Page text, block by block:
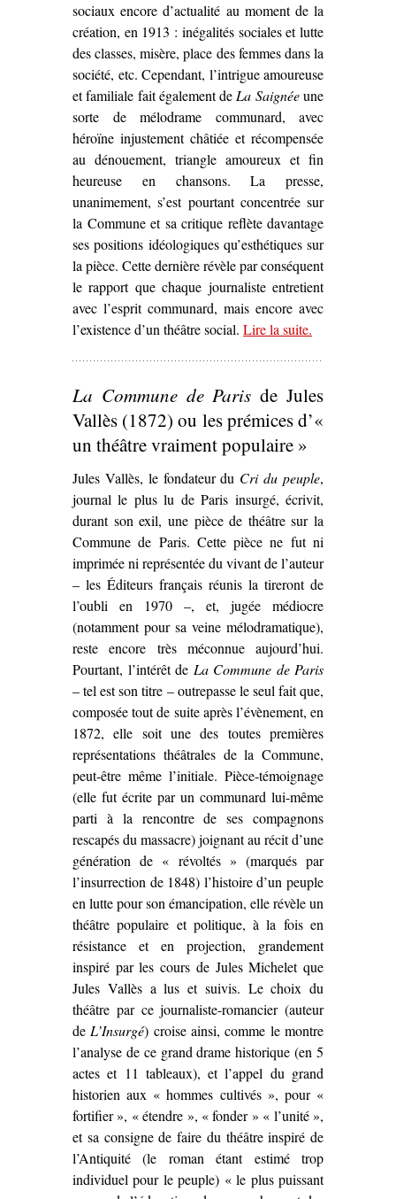
sociaux encore d’actualité au moment de la
création, en 1913 : inégalités sociales et lutte
des classes, misère, place des femmes dans la
société, etc. Cependant, l’intrigue amoureuse
et familiale fait également deLa Saignéeune
sorte de mélodrame communard, avec
héroïne injustement châtiée et récompensée
au dénouement, triangle amoureux et fin
heureuse en chansons. La presse,
unanimement, s’est pourtant concentrée sur
la Commune et sa critique reflète davantage
ses positions idéologiques qu’esthétiques sur
la pièce. Cette dernière révèle par conséquent
le rapport que chaque journaliste entretient
avec l’esprit communard, mais encore avec
l’existence d’un théâtre social. Lire la suite– ‘L’Esprit
Saignée
Lucien
Nozière
(1913)’
.
La Commune de Paris de Jules
Vallès (1872) ou les prémices d’«
un théâtre vraiment populaire »
Jules Vallès, le fondateur du Cri du peuple,
journal le plus lu de Paris insurgé, écrivit,
durant son exil, une pièce de théâtre sur la
Commune de Paris. Cette pièce ne fut ni
imprimée ni représentée du vivant de l’auteur
– les Éditeurs français réunis la tireront de
l’oubli en 1970 –, et, jugée médiocre
(notamment pour sa veine mélodramatique),
reste encore très méconnue aujourd’hui.
Pourtant, l’intérêt de La Commune de Paris
– tel est son titre – outrepasse le seul fait que,
composée tout de suite après l’évènement, en
1872, elle soit une des toutes premières
représentations théâtrales de la Commune,
peut-être même l’initiale. Pièce-témoignage
(elle fut écrite par un communard lui-même
parti à la rencontre de ses compagnons
rescapés du massacre) joignant au récit d’une
génération de « révoltés » (marqués par
l’insurrection de 1848) l’histoire d’un peuple
en lutte pour son émancipation, elle révèle un
théâtre populaire et politique, à la fois en
résistance et en projection, grandement
inspiré par les cours de Jules Michelet que
Jules Vallès a lus et suivis. Le choix du
théâtre par ce journaliste-romancier (auteur
deL’Insurgé) croise ainsi, comme le montre
l’analyse de ce grand drame historique (en 5
actes et 11 tableaux), et l’appel du grand
historien aux « hommes cultivés », pour «
fortifier », « étendre », « fonder » « l’unité »,
et sa consigne de faire du théâtre inspiré de
l’Antiquité (le roman étant estimé trop
individuel pour le peuple) « le plus puissant